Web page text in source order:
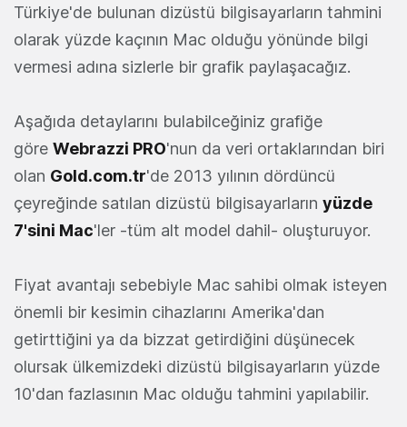
Türkiye'de bulunan dizüstü bilgisayarların tahmini
olarak yüzde kaçının Mac olduğu yönünde bilgi
vermesi adına sizlerle bir grafik paylaşacağız.
Aşağıda detaylarını bulabilceğiniz grafiğe
göre Webrazzi PRO'nun da veri ortaklarından biri
olan Gold.com.tr'de 2013 yılının dördüncü
çeyreğinde satılan dizüstü bilgisayarların yüzde
7'sini Mac'ler -tüm alt model dahil- oluşturuyor.
Fiyat avantajı sebebiyle Mac sahibi olmak isteyen
önemli bir kesimin cihazlarını Amerika'dan
getirttiğini ya da bizzat getirdiğini düşünecek
olursak ülkemizdeki dizüstü bilgisayarların yüzde
10'dan fazlasının Mac olduğu tahmini yapılabilir.